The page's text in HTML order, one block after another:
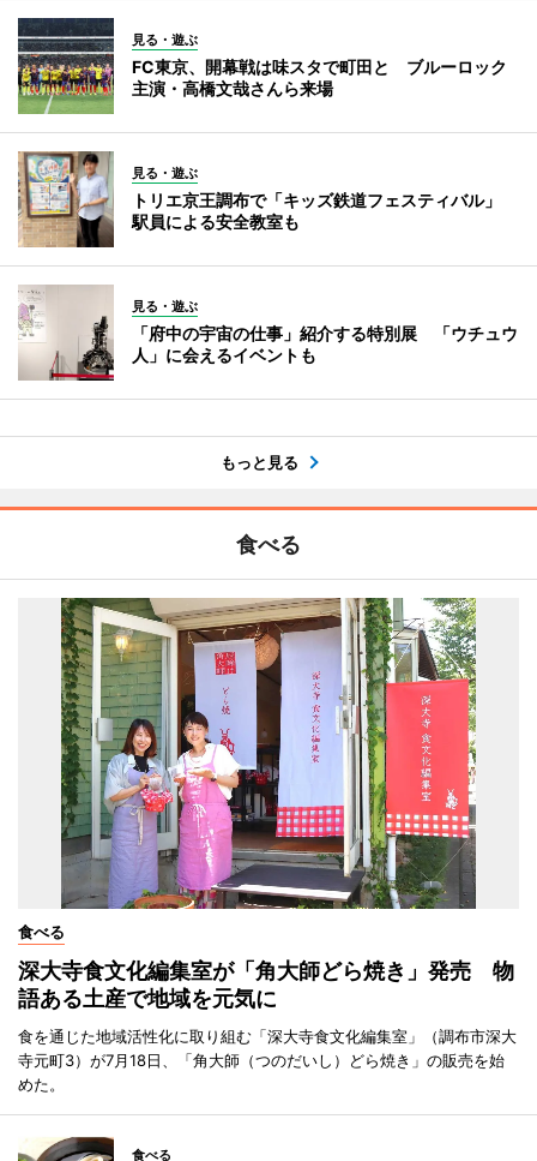
見る・遊ぶ
FC東京、開幕戦は味スタで町田と ブルーロック
主演・高橋文哉さんら来場
見る・遊ぶ
トリエ京王調布で「キッズ鉄道フェスティバル」
駅員による安全教室も
見る・遊ぶ
「府中の宇宙の仕事」紹介する特別展 「ウチュウ
人」に会えるイベントも
もっと見る
食べる
食べる
深大寺食文化編集室が「角大師どら焼き」発売 物
語ある土産で地域を元気に
食を通じた地域活性化に取り組む「深大寺食文化編集室」（調布市深大
寺元町3）が7月18日、「角大師（つのだいし）どら焼き」の販売を始
めた。
食べる